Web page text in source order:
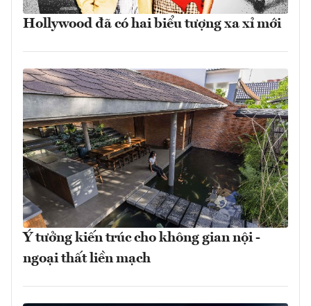
Hollywood đã có hai biểu tượng xa xỉ mới
Ý tưởng kiến trúc cho không gian nội -
ngoại thất liền mạch